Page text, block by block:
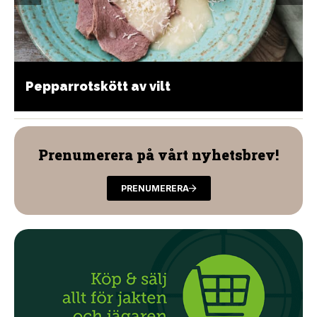
Pepparrotskött av vilt
Prenumerera på vårt nyhetsbrev!
PRENUMERERA